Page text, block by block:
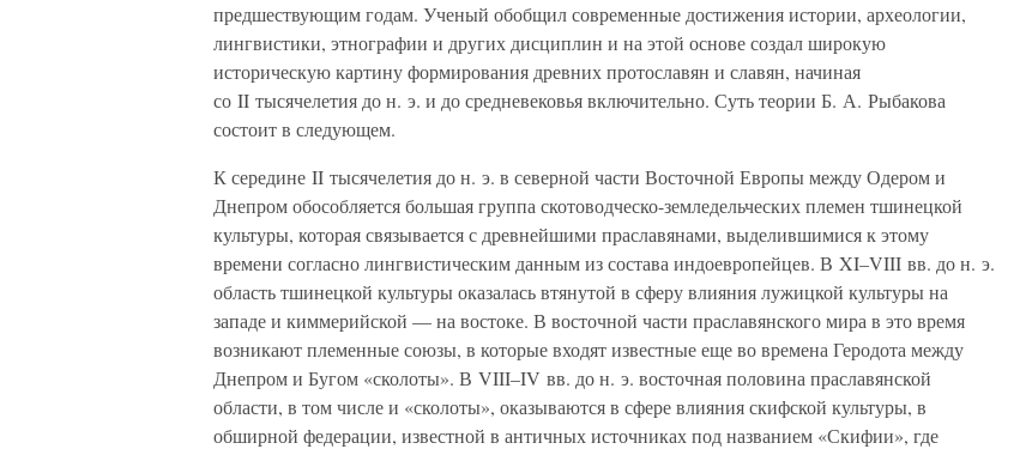
предшествующим годам. Ученый обобщил современные достижения истории, археологии,
лингвистики, этнографии и других дисциплин и на этой основе создал широкую
историческую картину формирования древних протославян и славян, начиная
со II тысячелетия до н. э. и до средневековья включительно. Суть теории Б. А. Рыбакова
состоит в следующем.
К середине II тысячелетия до н. э. в северной части Восточной Европы между Одером и
Днепром обособляется большая группа скотоводческо-земледельческих племен тшинецкой
культуры, которая связывается с древнейшими праславянами, выделившимися к этому
времени согласно лингвистическим данным из состава индоевропейцев. В XI–VIII вв. до н. э.
область тшинецкой культуры оказалась втянутой в сферу влияния лужицкой культуры на
западе и киммерийской — на востоке. В восточной части праславянского мира в это время
возникают племенные союзы, в которые входят известные еще во времена Геродота между
Днепром и Бугом «сколоты». В VIII–IV вв. до н. э. восточная половина праславянской
области, в том числе и «сколоты», оказываются в сфере влияния скифской культуры, в
обширной федерации, известной в античных источниках под названием «Скифии», где